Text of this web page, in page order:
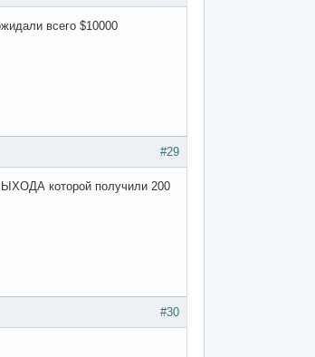
всего $10000
#29
которой получили 200
#30